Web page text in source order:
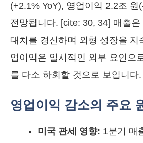
(+2.1% YoY), 영업이익 2.2조 원
전망됩니다. [cite: 30, 34] 매출은
대치를 경신하며 외형 성장을 지
업이익은 일시적인 외부 요인으
를 다소 하회할 것으로 보입니다
영업이익 감소의 주요
미국 관세 영향: 1분기 매